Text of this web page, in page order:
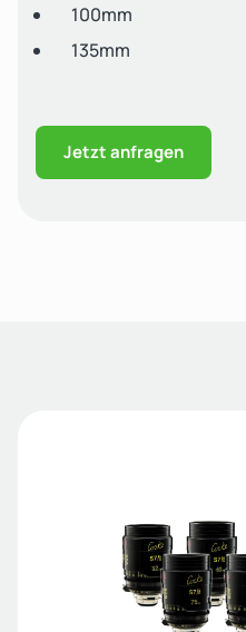
100mm
135mm
Jetzt anfragen